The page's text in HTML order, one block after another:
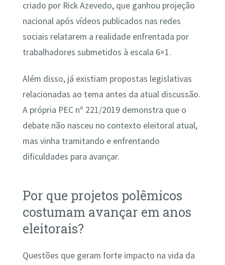
criado por Rick Azevedo, que ganhou projeção
nacional após vídeos publicados nas redes
sociais relatarem a realidade enfrentada por
trabalhadores submetidos à escala 6×1.
Além disso, já existiam propostas legislativas
relacionadas ao tema antes da atual discussão.
A própria PEC nº 221/2019 demonstra que o
debate não nasceu no contexto eleitoral atual,
mas vinha tramitando e enfrentando
dificuldades para avançar.
Por que projetos polêmicos
costumam avançar em anos
eleitorais?
Questões que geram forte impacto na vida da